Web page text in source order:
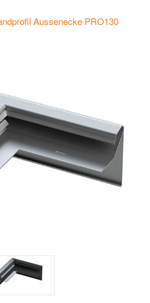
Aussenecke PRO130